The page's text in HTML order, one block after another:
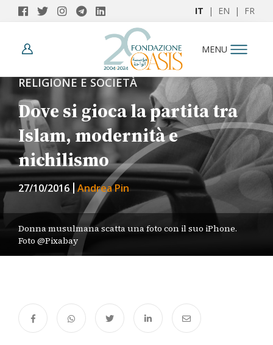
IT | EN | FR
MENU
RELIGIONE E SOCIETÀ
Dove si gioca la partita tra
Islam, modernità e
nichilismo
27/10/2016 Andrea Pin
Donna musulmana scatta una foto con il suo iPhone.
Foto @Pixabay